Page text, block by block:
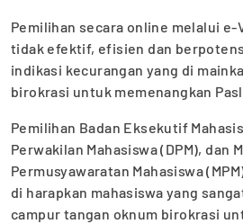
Pemilihan secara online melalui
tidak efektif, efisien dan
indikasi kecurangan yang di
birokrasi untuk memenangkan
Pemilihan Badan Eksekutif
Perwakilan Mahasiswa (DPM), dan
Permusyawaratan Mahasiswa
di harapkan mahasiswa yang
campur tangan oknum birokrasi